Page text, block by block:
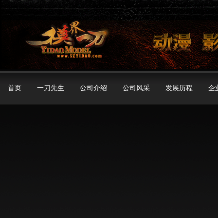
首页 一刀先生 公司介绍 公司风采 发展历程 企